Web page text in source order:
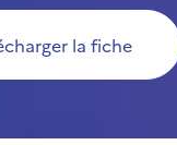
la fiche